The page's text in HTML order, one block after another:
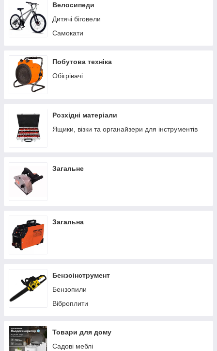
Теплиці/парники
Вольєри
Ручні сівалки
Велосипеди
Дитячі біговели
Самокати
Побутова техніка
Обігрівачі
Розхідні матеріали
Ящики, візки та органайзери для інструментів
Загальне
Загальна
Бензоінструмент
Бензопили
Віброплити
Товари для дому
Садові меблі